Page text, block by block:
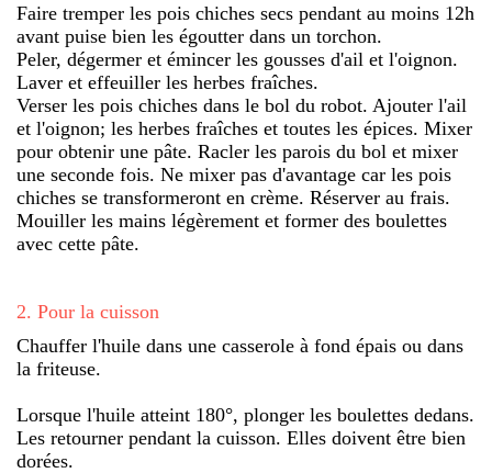
Faire tremper les pois chiches secs pendant au moins 12h
avant puise bien les égoutter dans un torchon.
Peler, dégermer et émincer les gousses d'ail et l'oignon.
Laver et effeuiller les herbes fraîches.
Verser les pois chiches dans le bol du robot. Ajouter l'ail
et l'oignon; les herbes fraîches et toutes les épices. Mixer
pour obtenir une pâte. Racler les parois du bol et mixer
une seconde fois. Ne mixer pas d'avantage car les pois
chiches se transformeront en crème. Réserver au frais.
Mouiller les mains légèrement et former des boulettes
avec cette pâte.
2. Pour la cuisson
Chauffer l'huile dans une casserole à fond épais ou dans
la friteuse.
Lorsque l'huile atteint 180°, plonger les boulettes dedans.
Les retourner pendant la cuisson. Elles doivent être bien
dorées.